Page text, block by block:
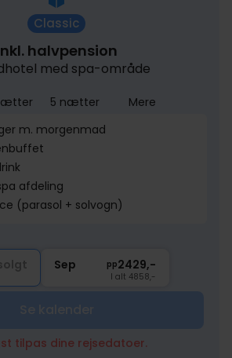
Classic
halvpension
med spa-område
5 nætter Mere
m. morgenmad
afdeling
(parasol + solvogn)
Sep pp2429,-
I alt 4858,-
tilpas dine rejsedatoer.